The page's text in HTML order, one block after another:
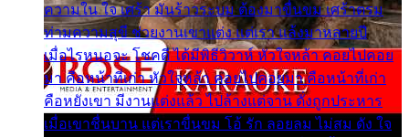
ความใน ใจ เศร้า มันร้าวระบม ต้องมาขื่นขม เศร้าตรม
ท่ามความสุขี ช่วยงานเขาแต่ง แต่เรา แล้งมาหลายปี
เมื่อไรหนอจะ โชคดี ได้มีพิธีวิวาห์ หัวใจหล้า คอยไปคอย
มา คือหน้าที่เก่า หัวใจหล้า คอยไปคอยมา คือหน้าที่เก่า
คือหยังเขา มีงานแต่งแล้ว ไปล้างแต่จาน ดั่งถูกประหาร
เมื่อเขาชื่นบาน แต่เราขื่นขม โอ้ รัก ลอยลม ไม่สม ดัง ใจ